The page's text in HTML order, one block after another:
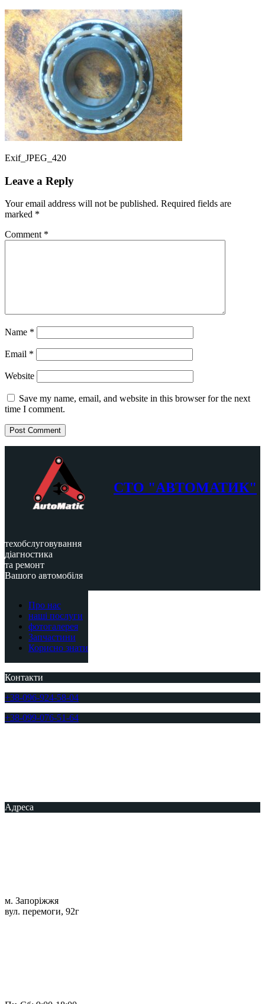
Exif_JPEG_420
Leave a Reply
Your email address will not be published. Required fields are
marked *
Comment *
Name *
Email *
Website
Save my name, email, and website in this browser for the next
time I comment.
СТО "АВТОМАТИК"
техобслуговування
діагностика
та ремонт
Вашого автомобіля
Про нас
наші послуги
фотогалерея
Запчастини
Корисно знати
Контакти
+38-096-924-58-04
+38-099-076-51-64
Адреса
м. Запоріжжя
вул. перемоги, 92г